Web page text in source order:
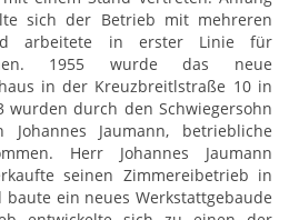
sich der Betrieb mit mehreren
arbeitete in erster Linie für
1955 wurde das neue
in der Kreuzbreitlstraße 10 in
wurden durch den Schwiegersohn
Jaumann, betriebliche
Herr Johannes Jaumann
seinen Zimmereibetrieb in
baute ein neues Werkstattgebaude